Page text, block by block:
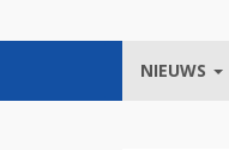
NIEUWS